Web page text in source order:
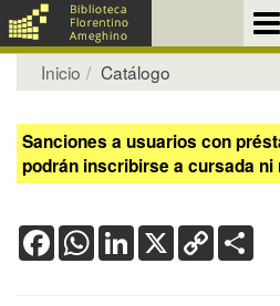
Inicio Catálogo
Sanciones a usuarios con
podrán inscribirse a cursada
FacebookWhatsApp
LinkedIn
X Copy
Link